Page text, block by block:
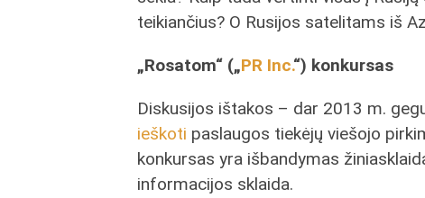
teikiančius? O Rusijos satelitams iš
„Rosatom“ („PR Inc.“) konkursas
Diskusijos ištakos – dar 2013 m.
ieškoti paslaugos tiekėjų viešojo
konkursas yra išbandymas
informacijos sklaida.